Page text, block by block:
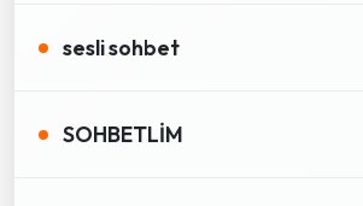
sesli sohbet
SOHBETLİM